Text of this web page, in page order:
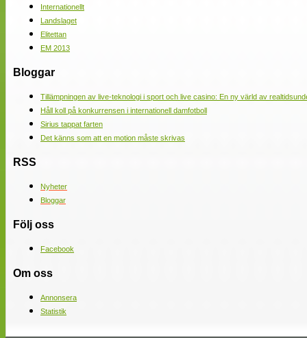
Internationellt
Landslaget
Elitettan
EM 2013
Bloggar
Tillämpningen av live-teknologi i sport och live casino: En ny värld av
Håll koll på konkurrensen i internationell damfotboll
Sirius tappat farten
Det känns som att en motion måste skrivas
RSS
Nyheter
Bloggar
Följ oss
Facebook
Om oss
Annonsera
Statistik